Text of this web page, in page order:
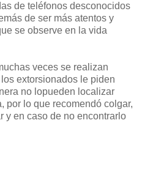
de teléfonos desconocidos
de ser más atentos y
se observe en la vida
veces se realizan
extorsionados le piden
no lopueden localizar
por lo que recomendó colgar,
y en caso de no encontrarlo